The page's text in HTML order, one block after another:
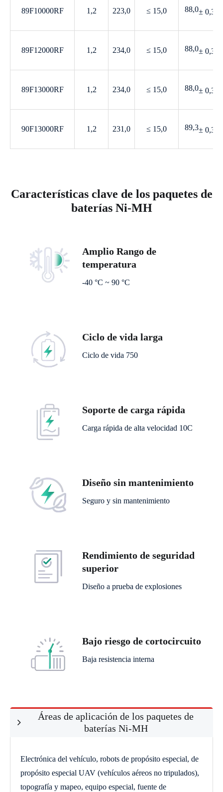
89F10000RF 1,2 223,0 ≤ 15,0 88,0± 0,3
89F12000RF 1,2 234,0 ≤ 15,0 88,0± 0,3
89F13000RF 1,2 234,0 ≤ 15,0 88,0± 0,3
90F13000RF 1,2 231,0 ≤ 15,0 89,3± 0,3
Características clave de los paquetes de
baterías Ni-MH
Amplio Rango de
temperatura
-40 °C ~ 90 °C
Ciclo de vida larga
Ciclo de vida 750
Soporte de carga rápida
Carga rápida de alta velocidad 10C
Diseño sin mantenimiento
Seguro y sin mantenimiento
Rendimiento de seguridad
superior
Diseño a prueba de explosiones
Bajo riesgo de cortocircuito
Baja resistencia interna
Áreas de aplicación de los paquetes de
baterías Ni-MH
Electrónica del vehículo, robots de propósito especial, de
propósito especial UAV (vehículos aéreos no tripulados),
topografía y mapeo, equipo especial, fuente de